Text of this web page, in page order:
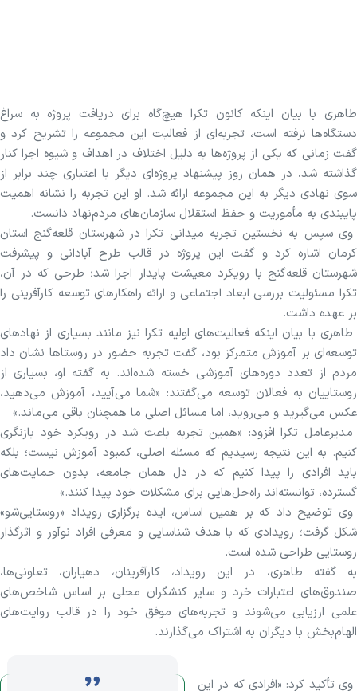
طاهری با بیان اینکه کانون تکرا هیچ‌گاه برای دریافت پروژه به سراغ
دستگاه‌ها نرفته است، تجربه‌ای از فعالیت این مجموعه را تشریح کرد و
گفت زمانی که یکی از پروژه‌ها به دلیل اختلاف در اهداف و شیوه اجرا کنار
گذاشته شد، در همان روز پیشنهاد پروژه‌ای دیگر با اعتباری چند برابر از
سوی نهادی دیگر به این مجموعه ارائه شد. او این تجربه را نشانه اهمیت
پایبندی به مأموریت و حفظ استقلال سازمان‌های مردم‌نهاد دانست.
وی سپس به نخستین تجربه میدانی تکرا در شهرستان قلعه‌گنج استان
کرمان اشاره کرد و گفت این پروژه در قالب طرح آبادانی و پیشرفت
شهرستان قلعه‌گنج با رویکرد معیشت پایدار اجرا شد؛ طرحی که در آن،
تکرا مسئولیت بررسی ابعاد اجتماعی و ارائه راهکار‌های توسعه کارآفرینی را
بر عهده داشت.
طاهری با بیان اینکه فعالیت‌های اولیه تکرا نیز مانند بسیاری از نهاد‌های
توسعه‌ای بر آموزش متمرکز بود، گفت تجربه حضور در روستا‌ها نشان داد
مردم از تعدد دوره‌های آموزشی خسته شده‌اند. به گفته او، بسیاری از
روستاییان به فعالان توسعه می‌گفتند: «شما می‌آیید، آموزش می‌دهید،
عکس می‌گیرید و می‌روید، اما مسائل اصلی ما همچنان باقی می‌ماند.»
مدیرعامل تکرا افزود: «همین تجربه باعث شد در رویکرد خود بازنگری
کنیم. به این نتیجه رسیدیم که مسئله اصلی، کمبود آموزش نیست؛ بلکه
باید افرادی را پیدا کنیم که در دل همان جامعه، بدون حمایت‌های
گسترده، توانسته‌اند راه‌حل‌هایی برای مشکلات خود پیدا کنند.»
وی توضیح داد که بر همین اساس، ایده برگزاری رویداد «روستایی‌شو»
شکل گرفت؛ رویدادی که با هدف شناسایی و معرفی افراد نوآور و اثرگذار
روستایی طراحی شده است.
به گفته طاهری، در این رویداد، کارآفرینان، دهیاران، تعاونی‌ها،
صندوق‌های اعتبارات خرد و سایر کنشگران محلی بر اساس شاخص‌های
علمی ارزیابی می‌شوند و تجربه‌های موفق خود را در قالب روایت‌های
الهام‌بخش با دیگران به اشتراک می‌گذارند.
وی تأکید کرد: «افرادی که در این